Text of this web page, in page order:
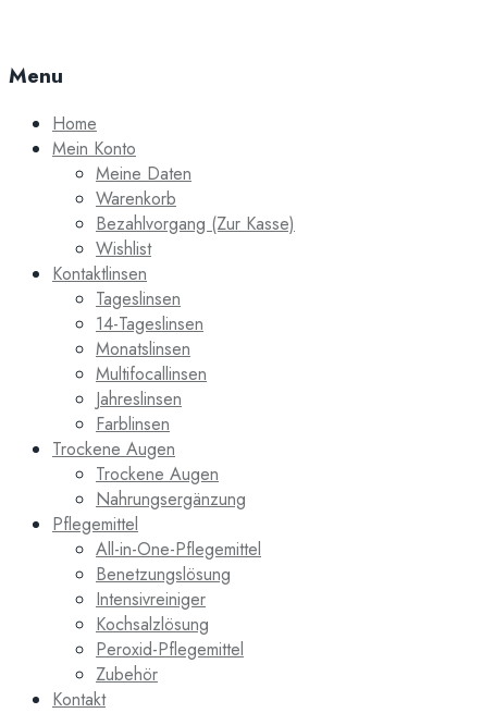
Menu
Home
Mein Konto
Meine Daten
Warenkorb
Bezahlvorgang (Zur Kasse)
Wishlist
Kontaktlinsen
Tageslinsen
14-Tageslinsen
Monatslinsen
Multifocallinsen
Jahreslinsen
Farblinsen
Trockene Augen
Trockene Augen
Nahrungsergänzung
Pflegemittel
All-in-One-Pflegemittel
Benetzungslösung
Intensivreiniger
Kochsalzlösung
Peroxid-Pflegemittel
Zubehör
Kontakt